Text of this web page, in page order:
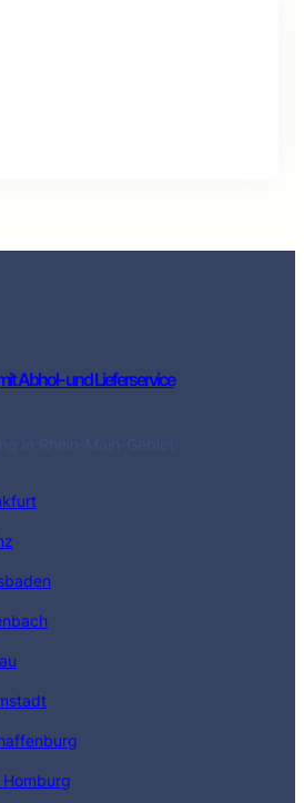
Abhol- und Lieferservice
in Rhein-Main-Gebiet